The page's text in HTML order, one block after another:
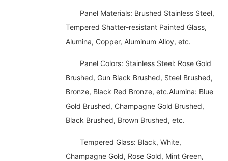
Panel Materials: Brushed Stainless Steel,
Tempered Shatter-resistant Painted Glass,
Alumina, Copper, Aluminum Alloy, etc.
Panel Colors: Stainless Steel: Rose Gold
Brushed, Gun Black Brushed, Steel Brushed,
Bronze, Black Red Bronze, etc.Alumina: Blue
Gold Brushed, Champagne Gold Brushed,
Black Brushed, Brown Brushed, etc.
Tempered Glass: Black, White,
Champagne Gold, Rose Gold, Mint Green,